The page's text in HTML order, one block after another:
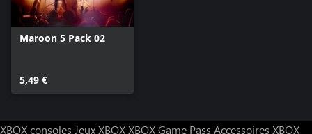
Maroon 5 Pack 02
5,49 €
XBOX consoles Jeux XBOXXBOX Game Pass Accessoires XBOX